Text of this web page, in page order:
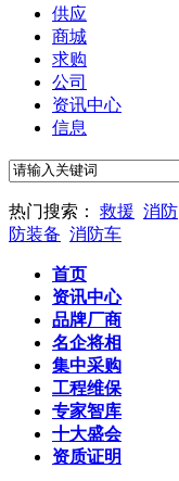
供应
商城
求购
公司
资讯中心
信息
热门搜索： 救援 消防
防装备 消防车
首页
资讯中心
品牌厂商
名企将相
集中采购
工程维保
专家智库
十大盛会
资质证明